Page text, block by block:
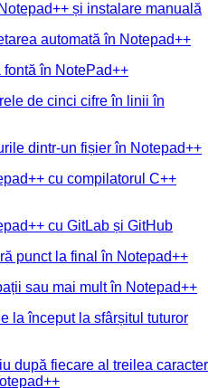
și instalare manuală
automată în Notepad++
în NotePad++
de cinci cifre în linii în
dintr-un fișier în Notepad++
cu compilatorul C++
cu GitLab și GitHub
punct la final în Notepad++
sau mai mult în Notepad++
la început la sfârșitul tuturor
după fiecare al treilea caracter